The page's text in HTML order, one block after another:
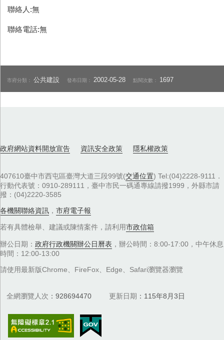
聯絡人:無
聯絡電話:無
市府分類：公共建設 發布日期： 2002-05-28 點閱次數： 1697
政府網站資料開放宣告 資訊安全政策 隱私權政策
407610臺中市西屯區臺灣大道三段99號(交通位置) Tel:(04)2228-9111．
行動代表號：0910-289111，臺中市民一碼通專線請撥1999，外縣市請
撥：(04)2220-3585
各機關聯絡資訊 ， 市府電子報
若有具體檢舉、建議或陳情案件，請利用市政信箱
辦公日期： 政府行政機關辦公日曆表 ，辦公時間：8:00-17:00，中午休息
時間：12:00-13:00
請使用最新版Chrome、FireFox、Edge、Safari瀏覽器瀏覽
全網瀏覽人次 928694470 更新日期 115年8月3日